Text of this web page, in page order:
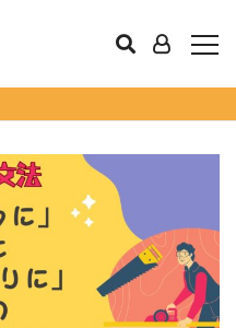
おりに」と「よう